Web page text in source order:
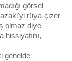
görsel
rüya-çizer
olmaz diye
genelde